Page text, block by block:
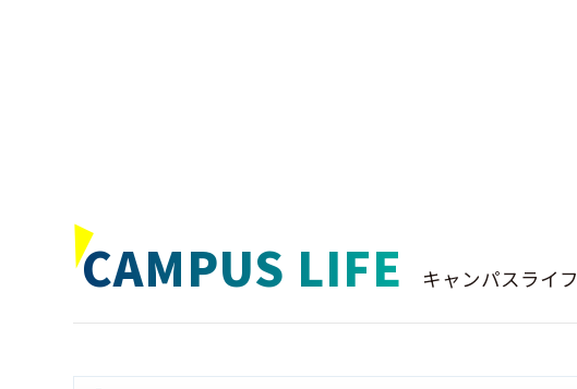
CAMPUS LIFE キャンパスライフ